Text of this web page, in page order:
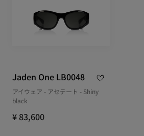
Jaden One LB0048
アイウェア - アセテート - Shiny
black
¥ 83,600